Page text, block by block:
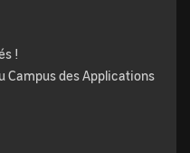
!
Campus des Applications